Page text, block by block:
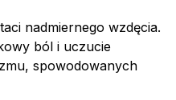
nadmiernego wzdęcia.
ból i uczucie
spowodowanych